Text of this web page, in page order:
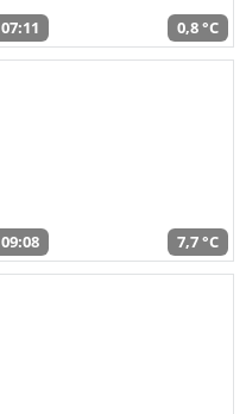
07:11 0,8 °C
09:08 7,7 °C